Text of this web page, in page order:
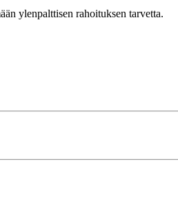
ylenpalttisen rahoituksen tarvetta.